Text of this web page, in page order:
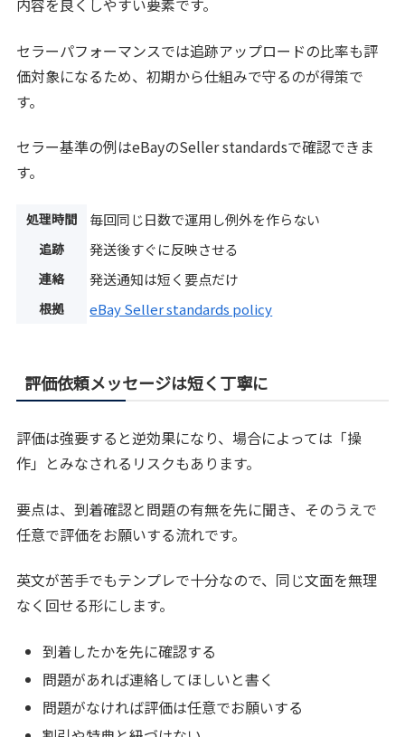
内容を良くしやすい要素です。
セラーパフォーマンスでは追跡アップロードの比率も評
価対象になるため、初期から仕組みで守るのが得策で
す。
セラー基準の例はeBayのSeller standardsで確認できま
す。
処理時間 毎回同じ日数で運用し例外を作らない
追跡 発送後すぐに反映させる
連絡 発送通知は短く要点だけ
根拠 eBay Seller standards policy
評価依頼メッセージは短く丁寧に
評価は強要すると逆効果になり、場合によっては「操
作」とみなされるリスクもあります。
要点は、到着確認と問題の有無を先に聞き、そのうえで
任意で評価をお願いする流れです。
英文が苦手でもテンプレで十分なので、同じ文面を無理
なく回せる形にします。
到着したかを先に確認する
問題があれば連絡してほしいと書く
問題がなければ評価は任意でお願いする